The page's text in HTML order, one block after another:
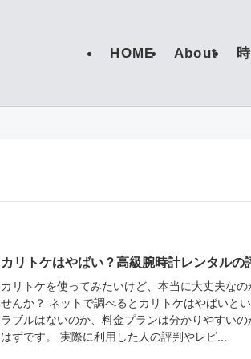
HOME About
カリトケはやばい？高級腕時計レンタルの
カリトケを使ってみたいけど、本当に大丈夫な
せんか？ ネットで調べるとカリトケはやばいと
ラブルはないのか、料金プランは分かりやすい
はずです。 実際に利用した人の評判やレビ...